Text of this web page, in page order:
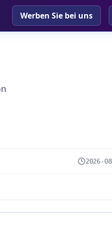
Werben Sie bei uns
2026-